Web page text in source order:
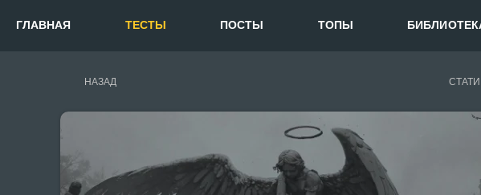
ГЛАВНАЯ ТЕСТЫ ПОСТЫ ТОПЫ
НАЗАД